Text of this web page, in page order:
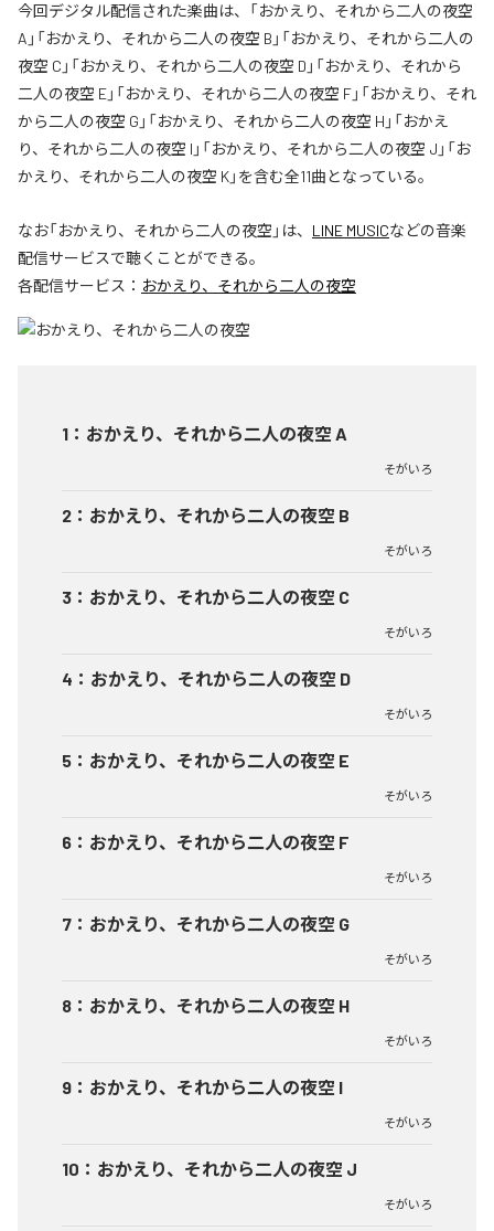
今回デジタル配信された楽曲は、「おかえり、それから二人の夜空
A」「おかえり、それから二人の夜空 B」「おかえり、それから二人の
夜空 C」「おかえり、それから二人の夜空 D」「おかえり、それから
二人の夜空 E」「おかえり、それから二人の夜空 F」「おかえり、それ
から二人の夜空 G」「おかえり、それから二人の夜空 H」「おかえ
り、それから二人の夜空 I」「おかえり、それから二人の夜空 J」「お
かえり、それから二人の夜空 K」を含む全11曲となっている。
なお「おかえり、それから二人の夜空 」は、 LINE MUSICなどの音楽
配信サービスで聴くことができる。
各配信サービス： おかえり、それから二人の夜空
1 ： おかえり、それから二人の夜空 A
そがいろ
2 ： おかえり、それから二人の夜空 B
そがいろ
3 ： おかえり、それから二人の夜空 C
そがいろ
4 ： おかえり、それから二人の夜空 D
そがいろ
5 ： おかえり、それから二人の夜空 E
そがいろ
6 ： おかえり、それから二人の夜空 F
そがいろ
7 ： おかえり、それから二人の夜空 G
そがいろ
8 ： おかえり、それから二人の夜空 H
そがいろ
9 ： おかえり、それから二人の夜空 I
そがいろ
10 ： おかえり、それから二人の夜空 J
そがいろ